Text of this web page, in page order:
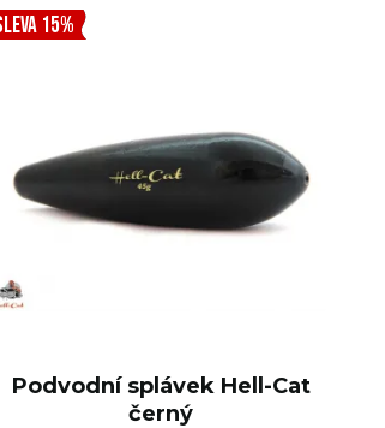
15%
Podvodní splávek Hell-Cat
černý